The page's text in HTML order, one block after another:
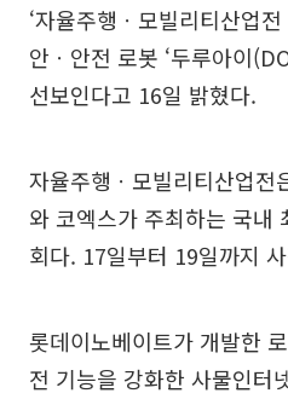
‘자율주행ㆍ모빌리티산업
안ㆍ안전 로봇 ‘두루아이
선보인다고 16일 밝혔다.
자율주행ㆍ모빌리티산업전
와 코엑스가 주최하는 국내
회다. 17일부터 19일까지
롯데이노베이트가 개발한
전 기능을 강화한 사물인터